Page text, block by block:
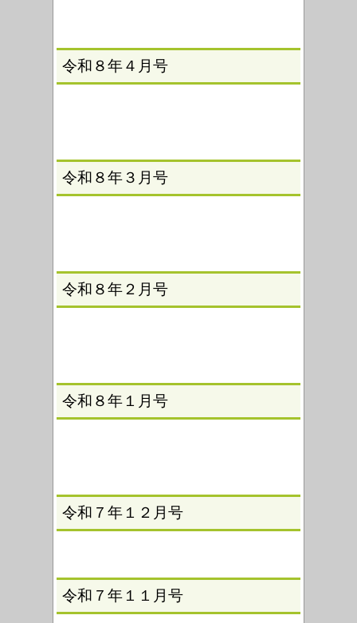
令和８年４月号
令和８年３月号
令和８年２月号
令和８年１月号
令和７年１２月号
令和７年１１月号